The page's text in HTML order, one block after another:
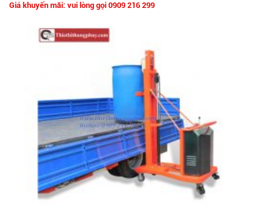
Giá khuyến mãi: vui lòng gọi 0909 216 299